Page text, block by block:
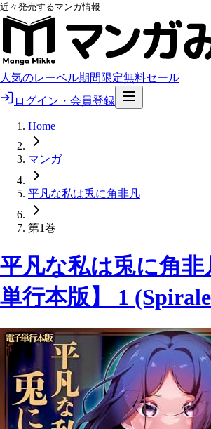
近々発売するマンガ情報
人気のレーベル期間限定無料セール
ログイン・会員登録
Home
マンガ
平凡な私は兎に角非凡
第1巻
平凡な私は兎に角非
単行本版】 1